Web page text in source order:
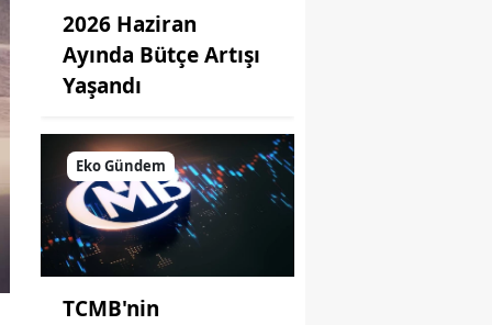
2026 Haziran
Ayında Bütçe Artışı
Yaşandı
Eko Gündem
TCMB'nin